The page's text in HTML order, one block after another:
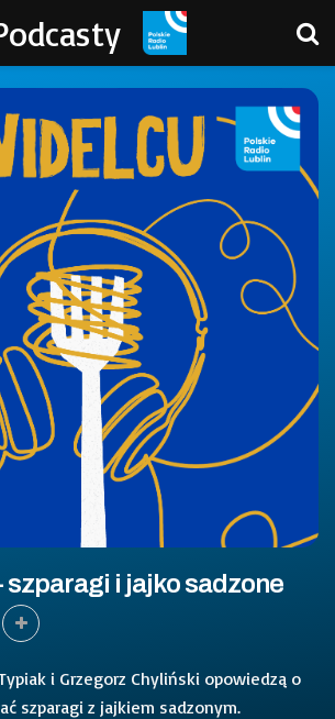
szparagi i jajko sadzone
i Grzegorz Chyliński opowiedzą o
szparagi z jajkiem sadzonym.